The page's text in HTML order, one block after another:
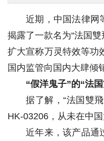
近期，中国法律网
揭露了一款名为“法国
扩大宣称万灵特效等功
国内监管向国内大肆倾
“假洋鬼子”的“法
据了解，“法国雙
HK-03206，从未在中
近年来，该产品通